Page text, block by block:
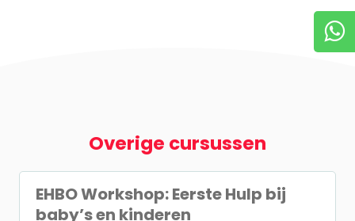
Overige cursussen
EHBO Workshop: Eerste Hulp bij
baby’s en kinderen